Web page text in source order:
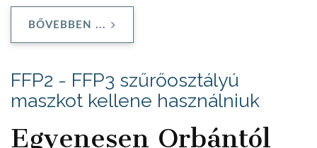
BŐVEBBEN ...
FFP2 - FFP3 szűrőosztályú
maszkot kellene használniuk
Egyenesen Orbántól